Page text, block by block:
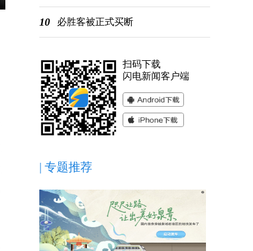
10 必胜客被正式买断
扫码下载
闪电新闻客户端
| 专题推荐